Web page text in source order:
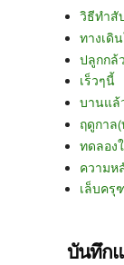
วิธีทำสั
ทางเดิ
ปลูกกล้
เร็วๆนี้
บานแล้
ฤดูกาล
ทดลอง
ความห
เล็บครุ
บันทึก